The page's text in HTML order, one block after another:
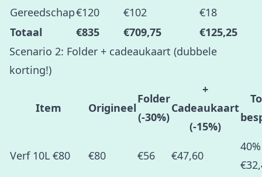
Gereedschap€120 €102
€18
Totaal
€835 €709,75
€125,25
Scenario 2: Folder + cadeaukaart (dubbele
korting!)
Item Origineel
Folder
(-30%)
+
Cadeaukaart
(-15%)
Verf 10L €80 €80 €56 €47,60